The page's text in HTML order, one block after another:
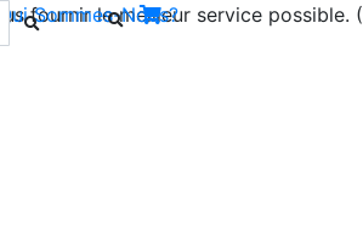
fournir le meilleur service possible. (
Qui Sommes-Nous?